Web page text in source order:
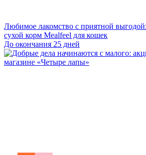
Любимое лакомство с приятной
сухой корм Mealfeel для кошек
До окончания 25 дней